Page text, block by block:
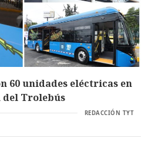
60 unidades eléctricas en
del Trolebús
REDACCIÓN TYT